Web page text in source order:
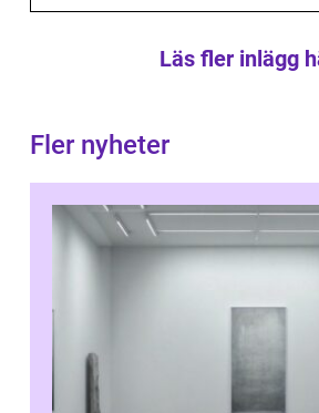
Läs fler inlägg
Fler nyheter